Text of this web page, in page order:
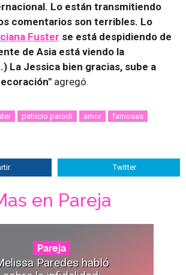
Lo están transmitiendo
comentarios son terribles. Lo
Fuster se está despidiendo de
de Asia está viendo la
La Jessica bien gracias, sube a
agregó.
patricio parodi amor famosas
Twitter
en Pareja
Pareja
Paredes habló